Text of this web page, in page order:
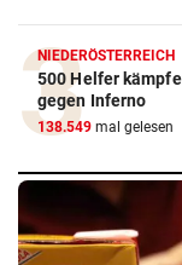
NIEDERÖSTERREICH
500 Helfer
gegen Inferno
138.549 mal gelesen